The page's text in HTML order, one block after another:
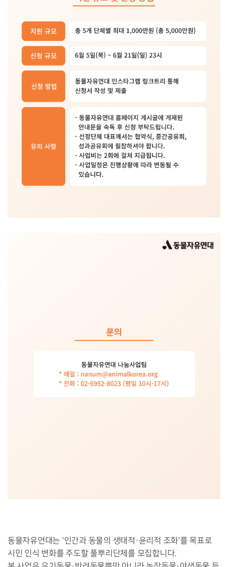
동물자유연대는 '인간과 동물의 생태적·윤리적 조화'를 목표로
시민 인식 변화를 주도할 풀뿌리단체를 모집합니다.